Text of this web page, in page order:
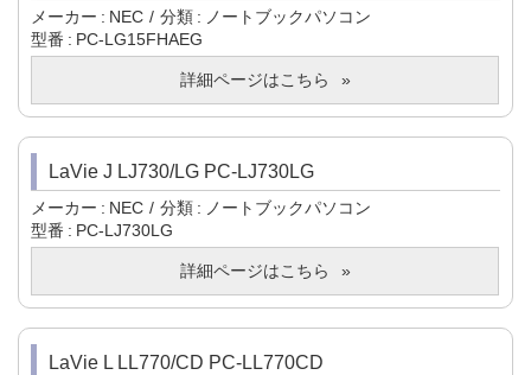
メーカー NEC 分類
ノートブックパソコン
型番
PC-LG15FHAEG
詳細ページはこちら
LaVie J LJ730/LG PC-LJ730LG
メーカー NEC 分類
ノートブックパソコン
型番
PC-LJ730LG
詳細ページはこちら
LaVie L LL770/CD PC-LL770CD